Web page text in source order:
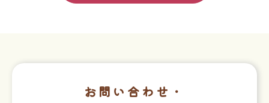
お問い合わせ・